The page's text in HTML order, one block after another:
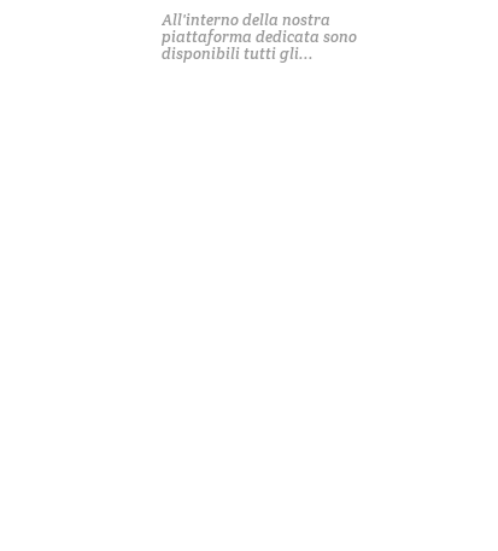
All'interno della nostra
piattaforma dedicata sono
disponibili tutti gli...